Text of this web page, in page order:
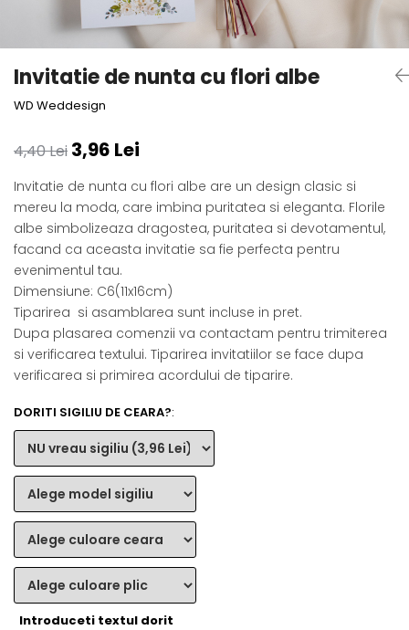
Marturii cu citate
Invitatie de nunta cu flori albe
WD Weddesign
4,40 Lei 3,96 Lei
Invitatie de nunta cu flori albe are un design clasic si
mereu la moda, care imbina puritatea si eleganta. Florile
albe simbolizeaza dragostea, puritatea si devotamentul,
facand ca aceasta invitatie sa fie perfecta pentru
evenimentul tau.
Dimensiune: C6(11x16cm)
Tiparirea si asamblarea sunt incluse in pret.
Dupa plasarea comenzii va contactam pentru trimiterea
si verificarea textului. Tiparirea invitatiilor se face dupa
verificarea si primirea acordului de tiparire.
DORITI SIGILIU DE CEARA?:
Introduceti textul dorit